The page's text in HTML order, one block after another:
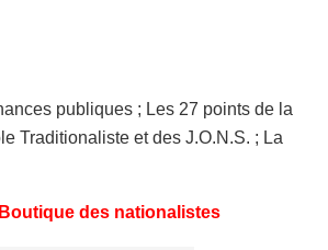
publiques ; Les 27 points de la
Traditionaliste et des J.O.N.S. ; La
Boutique des nationalistes